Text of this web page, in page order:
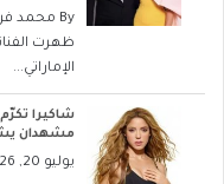
By محمد
ظهرت
الإماراتي...
شاكيرا
مشهدان
يوليو 20, 2026